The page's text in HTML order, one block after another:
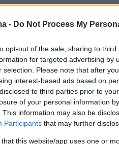
- Do Not Process My
opt-out of the sale, sharing to
for targeted advertising by
selection. Please note that after
interest-based ads based on
to third parties prior to
of your personal information
This information may also be
Participants that may further
that this website/app uses one or
εναρμονισμένο με
Καταστατικό
των υγιών
τα αρμόδια δικαστικά
διοικητικές
γεωμετρική πρόοδο. Η
θα επιτελέσουν στο